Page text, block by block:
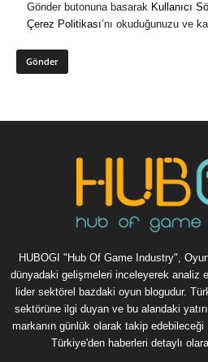
Gönder butonuna basarak Kullanıcı
Çerez Politikası’nı okuduğunuzu ve
HUBOGI "Hub Of Game Industry",
dünyadaki gelişmeleri inceleyerek analiz
lider sektörel bazdaki oyun blogudur.
sektörüne ilgi duyan ve bu alandaki
markanın günlük olarak takip
Türkiye'den haberleri detaylı